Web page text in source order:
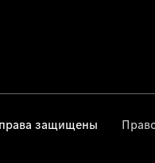
защищены